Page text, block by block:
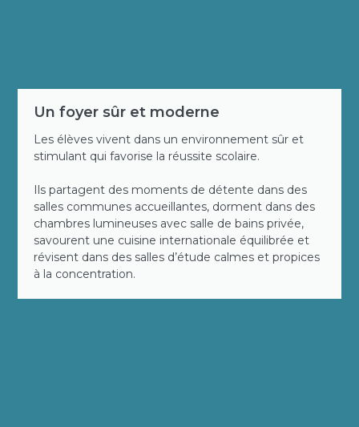
Un foyer sûr et moderne
Les élèves vivent dans un environnement sûr et
stimulant qui favorise la réussite scolaire.
Ils partagent des moments de détente dans des
salles communes accueillantes, dorment dans des
chambres lumineuses avec salle de bains privée,
savourent une cuisine internationale équilibrée et
révisent dans des salles d’étude calmes et propices
à la concentration.